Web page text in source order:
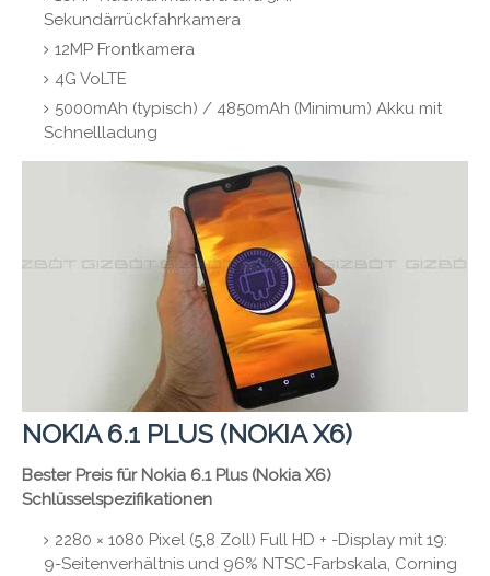
Sekundärrückfahrkamera
12MP Frontkamera
4G VoLTE
5000mAh (typisch) / 4850mAh (Minimum) Akku mit
Schnellladung
NOKIA 6.1 PLUS (NOKIA X6)
Bester Preis für Nokia 6.1 Plus (Nokia X6)
Schlüsselspezifikationen
2280 × 1080 Pixel (5,8 Zoll) Full HD + -Display mit 19:
9-Seitenverhältnis und 96% NTSC-Farbskala, Corning